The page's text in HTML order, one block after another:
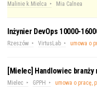
Malinie k.Mielca Mia Calnea
Inżynier DevOps 10000-
Rzeszów VirtusLab umowa o
[Mielec] Handlowiec
Mielec GPPH umowa o pracę,